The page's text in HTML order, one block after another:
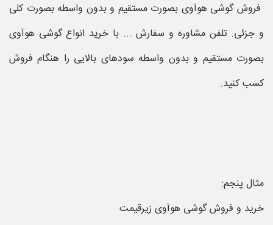
فروش گوشی هوآوی بصورت مستقیم و بدون واسطه بصورت ‌کلی
و جزئی. تلفن مشاوره و سفارش ... با خرید انواع گوشی هوآوی
بصورت مستقیم و بدون واسطه سودهای بالایی را هنگام فروش
کسب کنید.
مثال پنجم:
خرید و فروش گوشی هوآوی زیرقیمت